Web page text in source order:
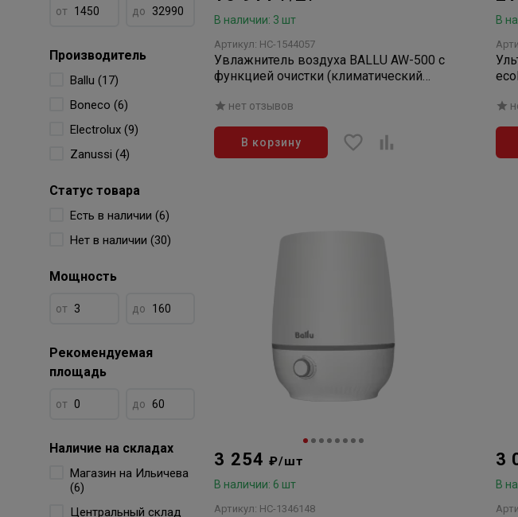
от до
Производитель
Ballu (17)
Boneco (6)
Electrolux (9)
Zanussi (4)
Статус товара
Есть в наличии (6)
Нет в наличии (30)
Мощность
от до
Рекомендуемая
площадь
от до
Наличие на складах
Магазин на Ильичева
(6)
Центральный склад
В наличии: 3 шт
Артикул: НС-1544057
Увлажнитель воздуха BALLU AW-500 с
функцией очистки (климатический
нет отзывов
В корзину
В
3 254 ₽/шт
В наличии: 6 шт
Артикул: НС-1346148
3
В